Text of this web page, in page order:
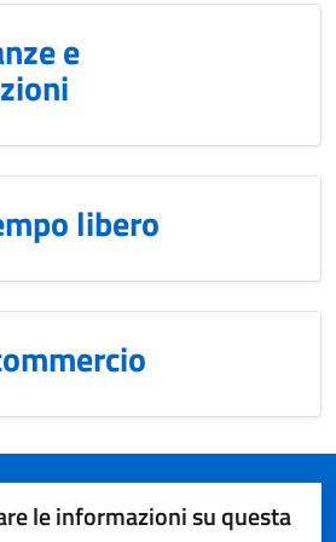
e
libero
le informazioni su questa